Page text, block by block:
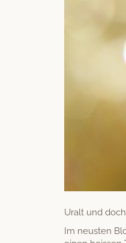
Uralt und
Im neusten